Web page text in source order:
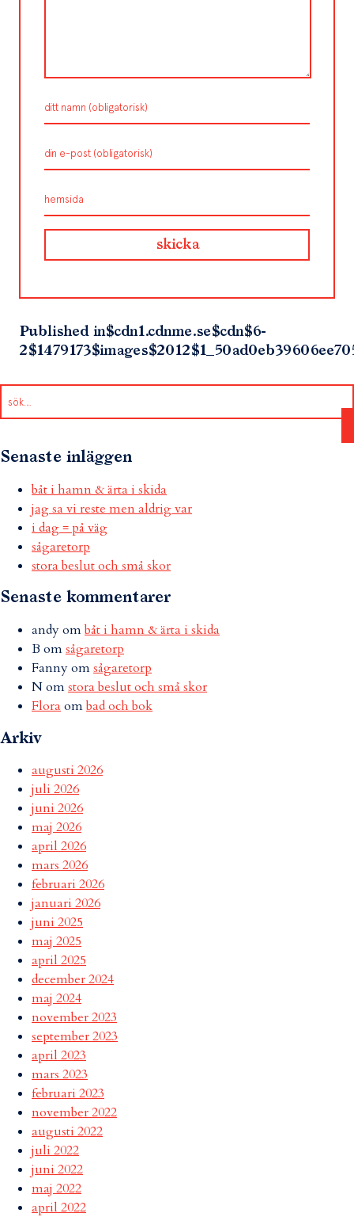
Published in$cdn1.cdnme.se$cdn$6-
Senaste inläggen
båt i hamn & ärta i skida
jag sa vi reste men aldrig var
i dag = på väg
sågaretorp
stora beslut och små skor
Senaste kommentarer
andyombåt i hamn & ärta i skida
B omsågaretorp
Fannyomsågaretorp
Nomstora beslut och små skor
Flora ombad och bok
Arkiv
augusti 2026
juli 2026
juni 2026
maj 2026
april 2026
mars 2026
februari 2026
januari 2026
juni 2025
maj 2025
april 2025
december 2024
maj 2024
november 2023
september 2023
april 2023
mars 2023
februari 2023
november 2022
augusti 2022
juli 2022
juni 2022
maj 2022
april 2022